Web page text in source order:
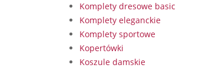
Komplety dresowe basic
Komplety eleganckie
Komplety sportowe
Kopertówki
Koszule damskie